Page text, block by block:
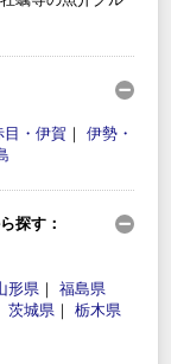
・伊賀 ｜ 伊勢・
探す：
形県 ｜ 福島県
茨城県 ｜ 栃木県